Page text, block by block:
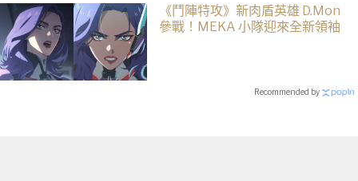
《鬥陣特攻》新肉盾英雄 D.Mon
參戰！MEKA 小隊迎來全新領袖
Recommended by